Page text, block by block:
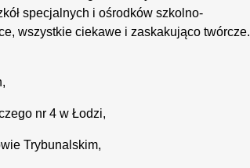
specjalnych i ośrodków szkolno-
wszystkie ciekawe i zaskakująco twórcze.
nr 4 w Łodzi,
Trybunalskim,